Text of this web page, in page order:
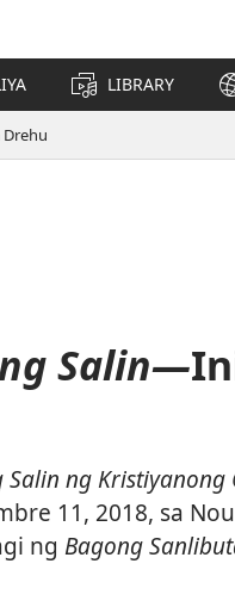
LIBRARY
Drehu
Salin—
ng Kristiyanong
11, 2018, sa
ng Bagong